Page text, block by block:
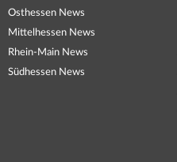
Osthessen News
Mittelhessen News
Rhein-Main News
Südhessen News